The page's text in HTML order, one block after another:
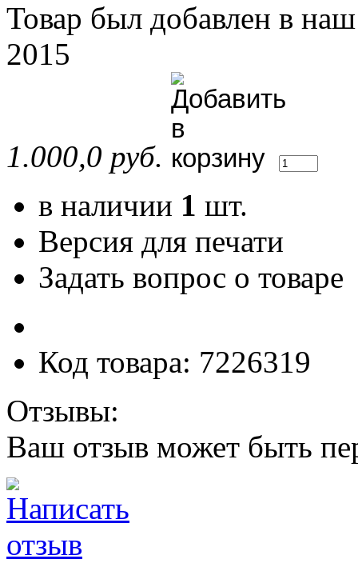
Товар был добавлен в
2015
1.000,0 руб.
в наличии 1 шт.
Версия для печати
Задать вопрос о товаре
Код товара: 7226319
Отзывы:
Ваш отзыв может быть